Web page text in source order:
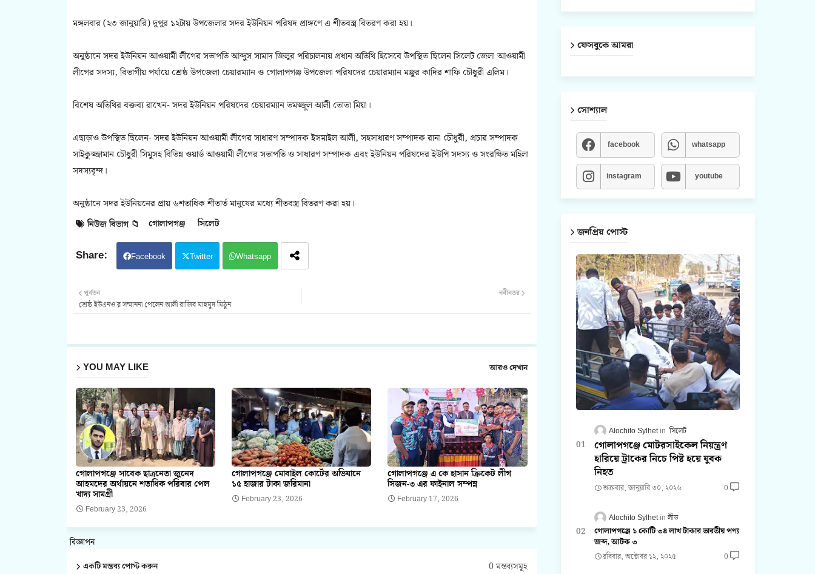
মঙ্গলবার (২৩ জানুয়ারি) দুপুর ১২টায় উপজেলার সদর ইউনিয়ন পরিষদ প্রাঙ্গণে এ শীতবস্ত্র বিতরণ করা হয়।
অনুষ্ঠানে সদর ইউনিয়ন আওয়ামী লীগের সভাপতি আব্দুস সামাদ জিলুর পরিচালনায় প্রধান অতিথি হিসেবে উপস্থিত ছিলেন সিলেট জেলা আওয়ামী
লীগের সদস্য, বিভাগীয় পর্যায়ে শ্রেষ্ঠ উপজেলা চেয়ারম্যান ও গোলাপগঞ্জ উপজেলা পরিষদের চেয়ারম্যান মঞ্জুর কাদির শাফি চৌধুরী এলিম।
বিশেষ অতিথির বক্তব্য রাখেন- সদর ইউনিয়ন পরিষদের চেয়ারম্যান তমজ্জুল আলী তোতা মিয়া।
এছাড়াও উপস্থিত ছিলেন- সদর ইউনিয়ন আওয়ামী লীগের সাধারণ সম্পাদক ইসমাইল আলী, সহসাধারণ সম্পাদক রানা চৌধুরী, প্রচার সম্পাদক
সাইকুজ্জামান চৌধুরী সিমুসহ বিভিন্ন ওয়ার্ড আওয়ামী লীগের সভাপতি ও সাধারণ সম্পাদক এবং ইউনিয়ন পরিষদের ইউপি সদস্য ও সংরক্ষিত মহিলা
সদস্যবৃন্দ।
অনুষ্ঠানে সদর ইউনিয়নের প্রায় ৬শতাধিক শীতার্ত মানুষের মধ্যে শীতবস্ত্র বিতরণ করা হয়।
নিউজ বিভাগ 📁 গোলাপগঞ্জ সিলেট
Facebook Twitter Whatsapp
নবীনতর
পূর্বতন
শ্রেষ্ঠ ইউএনও'র সম্মাননা পেলেন আলী রাজিব মাহমুদ মিঠুন
YOU MAY LIKE আরও দেখান
গোলাপগঞ্জে সাবেক ছাত্রনেতা জুনেদ
আহমদের অর্থায়নে শতাধিক পরিবার পেল
খাদ্য সামগ্রী
February 23, 2026
গোলাপগঞ্জে মোবাইল কোর্টের অভিযানে
১৫ হাজার টাকা জরিমানা
February 23, 2026
গোলাপগঞ্জে এ কে হাসান ক্রিকেট লীগ
সিজন-৩ এর ফাইনাল সম্পন্ন
February 17, 2026
বিজ্ঞাপন
একটি মন্তব্য পোস্ট করুন 0 মন্তব্যসমূহ
ফেসবুকে আমরা
সোশ্যাল
facebook whatsapp
instagram youtube
জনপ্রিয় পোস্ট
Alochito Sylhet সিলেট
গোলাপগঞ্জে মোটরসাইকেল নিয়ন্ত্রণ
হারিয়ে ট্রাকের নিচে পিষ্ট হয়ে যুবক
নিহত
শুক্রবার, জানুয়ারি ৩০, ২০২৬ 0
Alochito Sylhet লীড
গোলাপগঞ্জে ১ কোটি ৩৪ লাখ টাকার ভারতীয় পণ্য
জব্দ, আটক ৩
রবিবার, অক্টোবর ১২, ২০২৫ 0